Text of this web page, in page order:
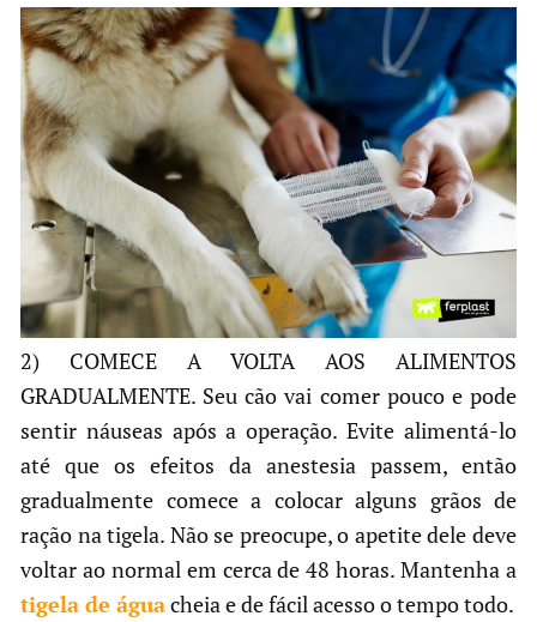
2) COMECE A VOLTA AOS ALIMENTOS
GRADUALMENTE. Seu cão vai comer pouco e pode
sentir náuseas após a operação. Evite alimentá-lo
até que os efeitos da anestesia passem, então
gradualmente comece a colocar alguns grãos de
ração na tigela. Não se preocupe, o apetite dele deve
voltar ao normal em cerca de 48 horas. Mantenha a
tigela de águacheia e de fácil acesso o tempo todo.